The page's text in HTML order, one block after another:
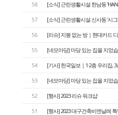
58 [소식] 근린생활시설 한남동
57 [소식] 근린생활시설 신사동 '시그
56 [리슈] 지붕 없는 방｜현대카드
55 [네모마당] 마당 있는 집을 지었
54 [기사] 한국일보｜1·2층 우리집,
53 [네모마당] 마당 있는 집을 지었
52 [행사] 2023 리슈 워크샵
51 [행사] 2023 대구건축비엔날레